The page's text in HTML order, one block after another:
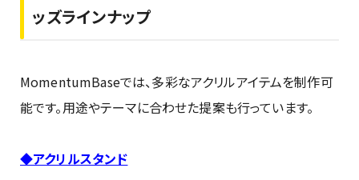
ッズラインナップ
MomentumBaseでは、多彩なアクリルアイテムを制作可
能です。用途やテーマに合わせた提案も行っています。
◆アクリルスタンド